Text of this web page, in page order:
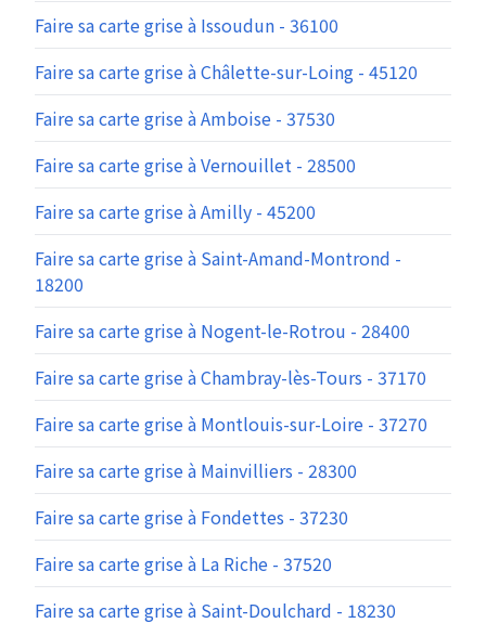
Faire sa carte grise à Issoudun - 36100
Faire sa carte grise à Châlette-sur-Loing - 45120
Faire sa carte grise à Amboise - 37530
Faire sa carte grise à Vernouillet - 28500
Faire sa carte grise à Amilly - 45200
Faire sa carte grise à Saint-Amand-Montrond -
18200
Faire sa carte grise à Nogent-le-Rotrou - 28400
Faire sa carte grise à Chambray-lès-Tours - 37170
Faire sa carte grise à Montlouis-sur-Loire - 37270
Faire sa carte grise à Mainvilliers - 28300
Faire sa carte grise à Fondettes - 37230
Faire sa carte grise à La Riche - 37520
Faire sa carte grise à Saint-Doulchard - 18230